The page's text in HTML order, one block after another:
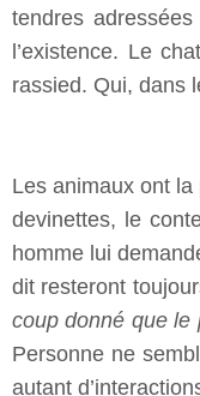
tendres
l’existence. Le
rassied. Qui, dans
Les animaux ont
devinettes, le
homme lui
dit resteront
coup donné que le
Personne ne
autant